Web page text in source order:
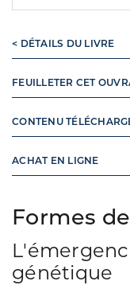
Formes
génétique
< DÉTAILS DU LIVRE
FEUILLETER CET
CONTENU
ACHAT EN LIGNE